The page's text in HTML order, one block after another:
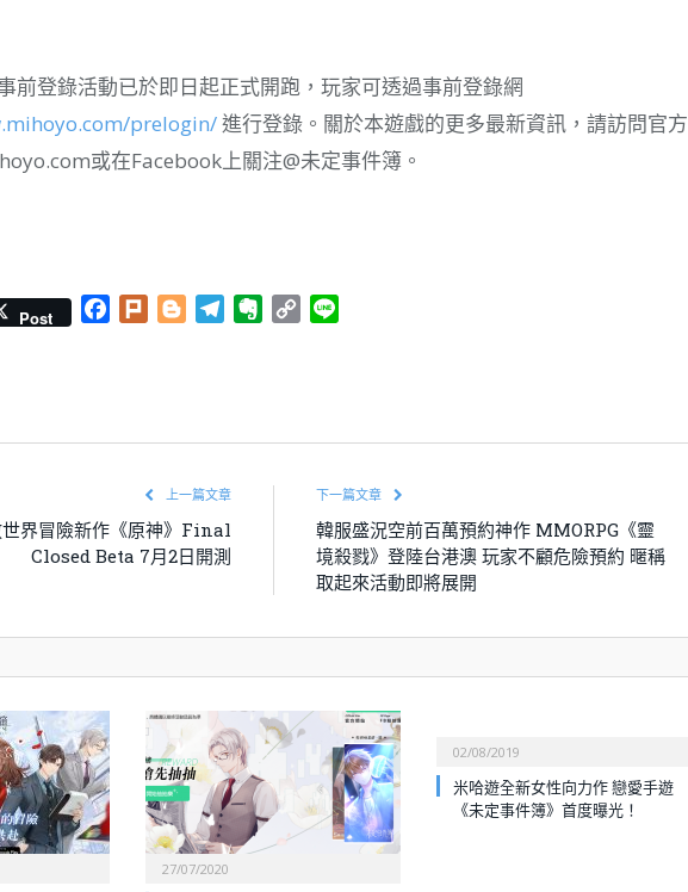
前登錄活動已於即日起正式開跑，玩家可透過事前登錄網
prelogin/進行登錄。關於本遊戲的更多最新資訊，請訪問官方
或在Facebook上關注@未定事件簿。
Post Facebook
Plurk BloggerTelegramEvernote
Copy
上一篇文章
界冒險新作《原神》Final
Closed Beta 7月2日開測
下一篇文章
韓服盛況空前百萬預約神作 MMORPG《靈
境殺戮》登陸台港澳 玩家不顧危險預約 暱稱
取起來活動即將展開
27/07/2020
02/08/2019
米哈遊全新女性向力作 戀愛手遊
《未定事件簿》首度曝光！